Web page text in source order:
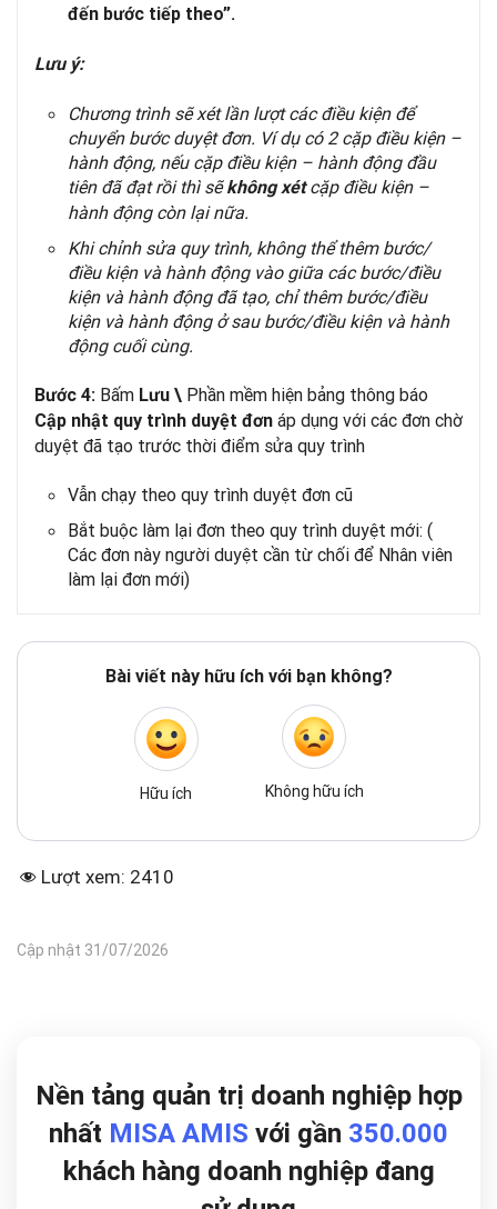
đến bước tiếp theo”.
Lưu ý:
Chương trình sẽ xét lần lượt các điều kiện để
chuyển bước duyệt đơn. Ví dụ có 2 cặp điều kiện –
hành động, nếu cặp điều kiện – hành động đầu
tiên đã đạt rồi thì sẽkhông xétcặp điều kiện –
hành động còn lại nữa.
Khi chỉnh sửa quy trình, không thể thêm bước/
điều kiện và hành động vào giữa các bước/điều
kiện và hành động đã tạo, chỉ thêm bước/điều
kiện và hành động ở sau bước/điều kiện và hành
động cuối cùng.
Bước 4: Bấm Lưu \ Phần mềm hiện bảng thông báo
Cập nhật quy trình duyệt đơn áp dụng với các đơn chờ
duyệt đã tạo trước thời điểm sửa quy trình
Vẫn chạy theo quy trình duyệt đơn cũ
Bắt buộc làm lại đơn theo quy trình duyệt mới: (
Các đơn này người duyệt cần từ chối để Nhân viên
làm lại đơn mới)
Bài viết này hữu ích với bạn không?
Hữu ích Không hữu ích
Lượt xem: 2410
Cập nhật 31/07/2026
Nền tảng quản trị doanh nghiệp hợp
nhất MISA AMIS với gần 350.000
khách hàng doanh nghiệp đang